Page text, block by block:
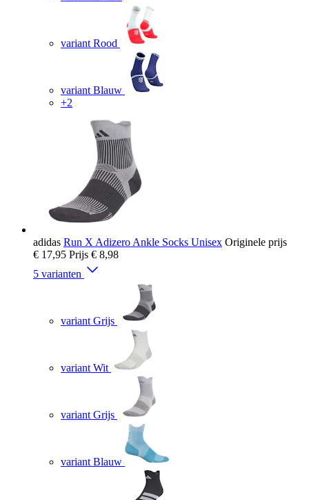
variant Rood
variant Blauw
+2
adidas Run X Adizero Ankle Socks Unisex Originele prijs
€ 17,95 Prijs € 8,98
5 varianten
variant Grijs
variant Wit
variant Grijs
variant Blauw